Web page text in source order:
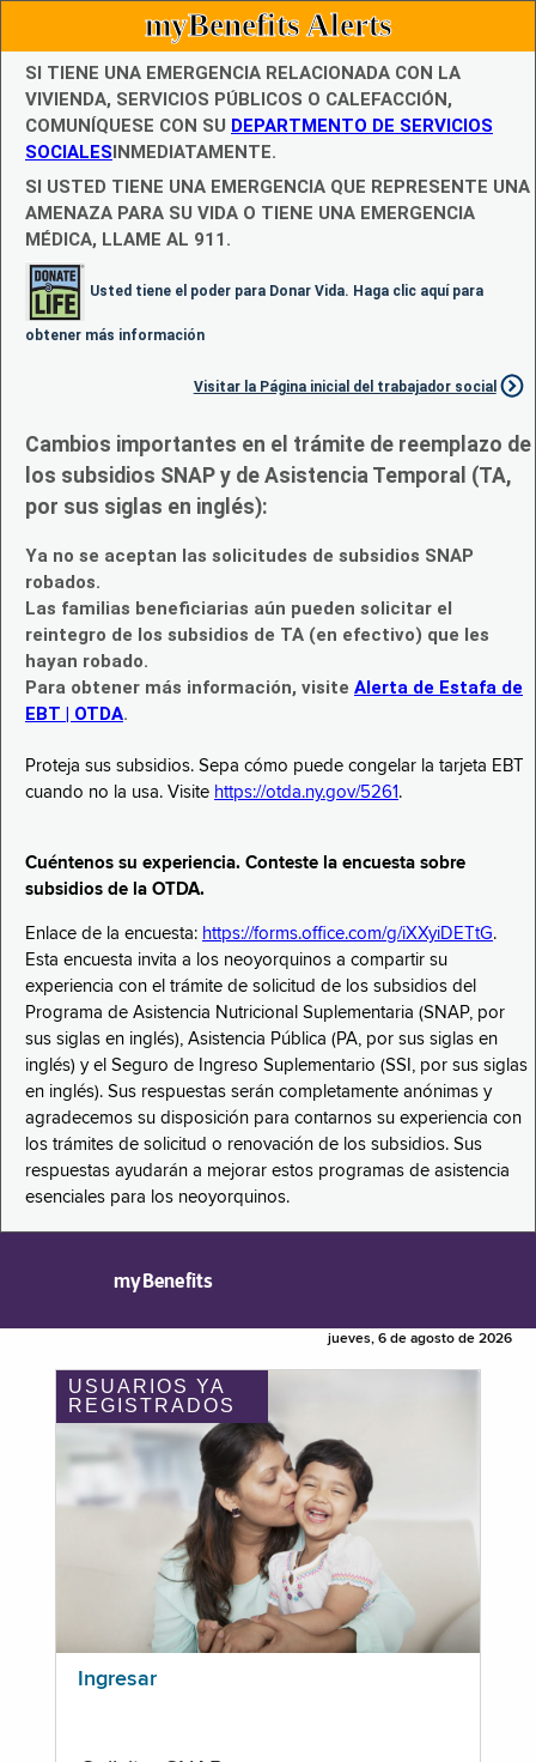
myBenefits Alerts
SI TIENE UNA EMERGENCIA RELACIONADA CON LA
VIVIENDA, SERVICIOS PÚBLICOS O CALEFACCIÓN,
COMUNÍQUESE CON SU DEPARTMENTO DE SERVICIOS
SOCIALESINMEDIATAMENTE.
SI USTED TIENE UNA EMERGENCIA QUE REPRESENTE UNA
AMENAZA PARA SU VIDA O TIENE UNA EMERGENCIA
MÉDICA, LLAME AL 911.
Usted tiene el poder para Donar Vida. Haga clic aquí para
obtener más información
Visitar la Página inicial del trabajador social
Cambios importantes en el trámite de reemplazo de
los subsidios SNAP y de Asistencia Temporal (TA,
por sus siglas en inglés):
Ya no se aceptan las solicitudes de subsidios SNAP
robados.
Las familias beneficiarias aún pueden solicitar el
reintegro de los subsidios de TA (en efectivo) que les
hayan robado.
Para obtener más información, visite Alerta de Estafa de
EBT | OTDA.
Proteja sus subsidios. Sepa cómo puede congelar la tarjeta EBT
cuando no la usa. Visite https://otda.ny.gov/5261 .
Cuéntenos su experiencia. Conteste la encuesta sobre
subsidios de la OTDA.
Enlace de la encuesta: https://forms.office.com/g/iXXyiDETtG.
Esta encuesta invita a los neoyorquinos a compartir su
experiencia con el trámite de solicitud de los subsidios del
Programa de Asistencia Nutricional Suplementaria (SNAP, por
sus siglas en inglés), Asistencia Pública (PA, por sus siglas en
inglés) y el Seguro de Ingreso Suplementario (SSI, por sus siglas
en inglés). Sus respuestas serán completamente anónimas y
agradecemos su disposición para contarnos su experiencia con
los trámites de solicitud o renovación de los subsidios. Sus
respuestas ayudarán a mejorar estos programas de asistencia
esenciales para los neoyorquinos.
myBenefits
jueves, 6 de agosto de 2026
USUARIOS YA
REGISTRADOS
Ingresar